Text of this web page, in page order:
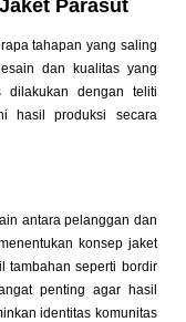
Parasut
tahapan yang saling
dan kualitas yang
dilakukan dengan teliti
hasil produksi secara
antara pelanggan dan
konsep jaket
tambahan seperti bordir
penting agar hasil
identitas komunitas